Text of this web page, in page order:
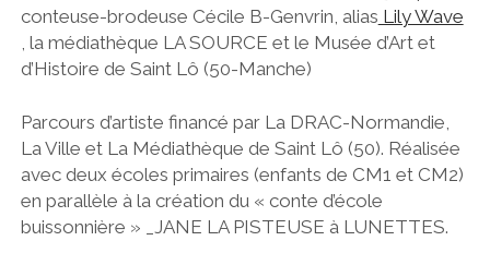
DISPOSITIFS DRAC_NORMANDIE
ouvrir
menu
ÉCRITURE BRODÉE
CULTURE/SANTÉ
NOUS SOMMES PASSÉS PAR LÀ…
CONTACT
conteuse-brodeuse Cécile B-Genvrin, alias Lily Wave
, la médiathèque LA SOURCE et le Musée d’Art et
d’Histoire de Saint Lô (50-Manche)
Parcours d’artiste financé par La DRAC-Normandie,
La Ville et La Médiathèque de Saint Lô (50). Réalisée
avec deux écoles primaires (enfants de CM1 et CM2)
en parallèle à la création du « conte d’école
buissonnière » _JANE LA PISTEUSE à LUNETTES.